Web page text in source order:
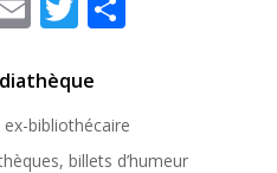
ex-bibliothécaire
billets d’humeur